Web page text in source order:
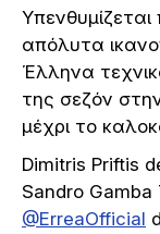
Υπενθυμίζεται
απόλυτα
Έλληνα
της σεζόν
μέχρι το
Dimitris Priftis
Sandro Gamba
@ErreaOfficial